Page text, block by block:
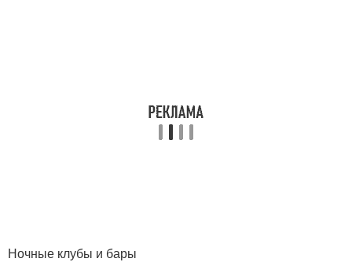
Ночные клубы и бары